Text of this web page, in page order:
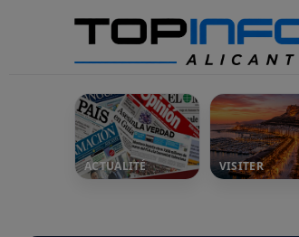
ACTUALITÉ VISITER